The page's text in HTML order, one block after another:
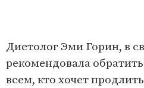
Диетолог Эми Горин, в
рекомендовала
всем, кто хочет